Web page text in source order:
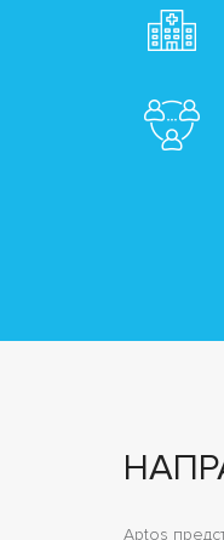
Aptos